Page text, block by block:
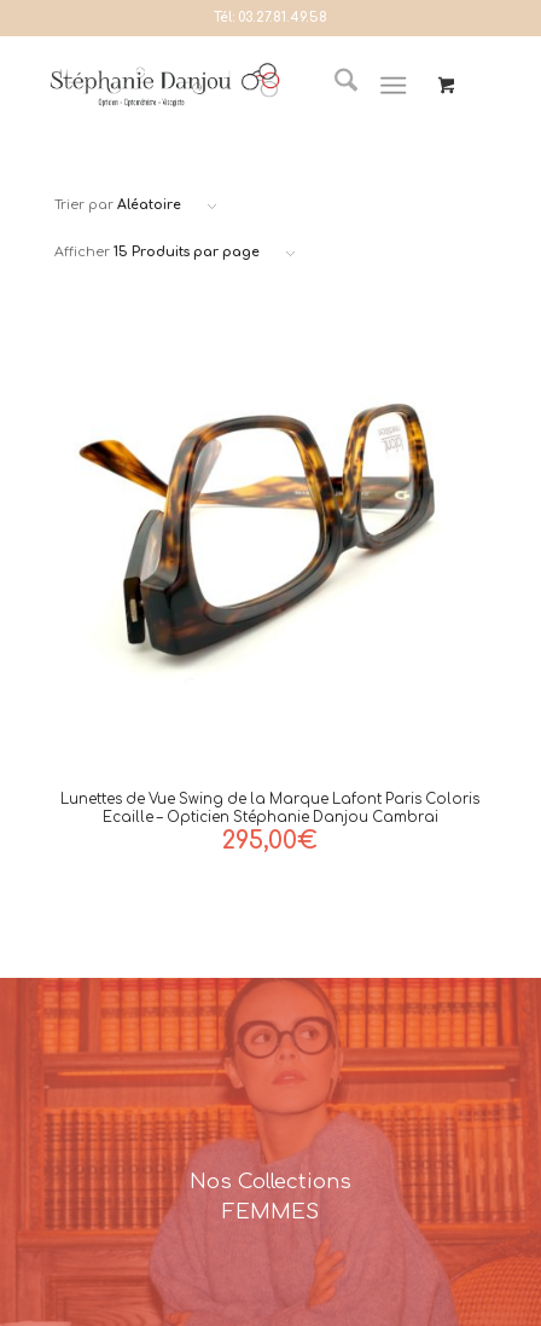
Tél: 03.27.81.49.58
Trier par Aléatoire
Afficher 15 Produits par page
Lunettes de Vue Swing de la Marque Lafont Paris Coloris
Ecaille – Opticien Stéphanie Danjou Cambrai
295,00€
Nos Collections
FEMMES